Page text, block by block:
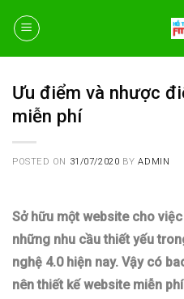
content
Ưu điểm và nhược
miễn phí
POSTED ON 31/07/2020 BYADMIN
Sở hữu một website cho
những nhu cầu thiết yếu
nghệ 4.0 hiện nay. Vậy có
nên thiết kế website miễn